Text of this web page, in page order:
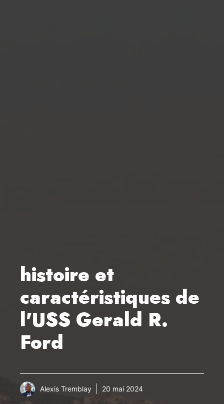
histoire et
caractéristiques de
l'USS Gerald R.
Ford
Alexis Tremblay 20 mai 2024